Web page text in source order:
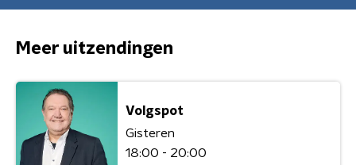
Meer uitzendingen
Volgspot
Gisteren
18:00 - 20:00